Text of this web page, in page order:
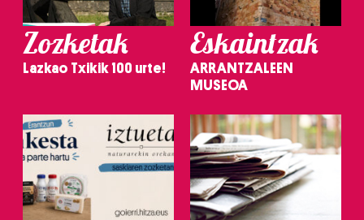
Zozketak
Lazkao Txikik 100 urte!
Eskaintzak
ARRANTZALEEN
MUSEOA